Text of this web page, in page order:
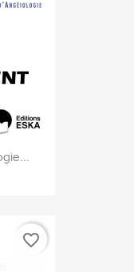
favorite_border